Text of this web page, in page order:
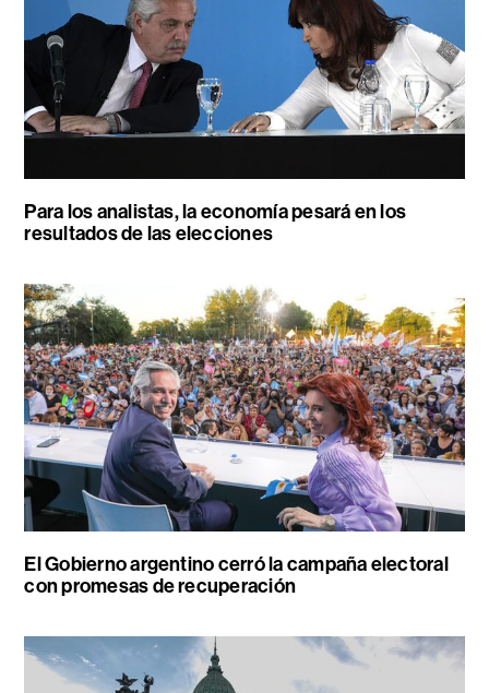
Para los analistas, la economía pesará en los
resultados de las elecciones
El Gobierno argentino cerró la campaña electoral
con promesas de recuperación